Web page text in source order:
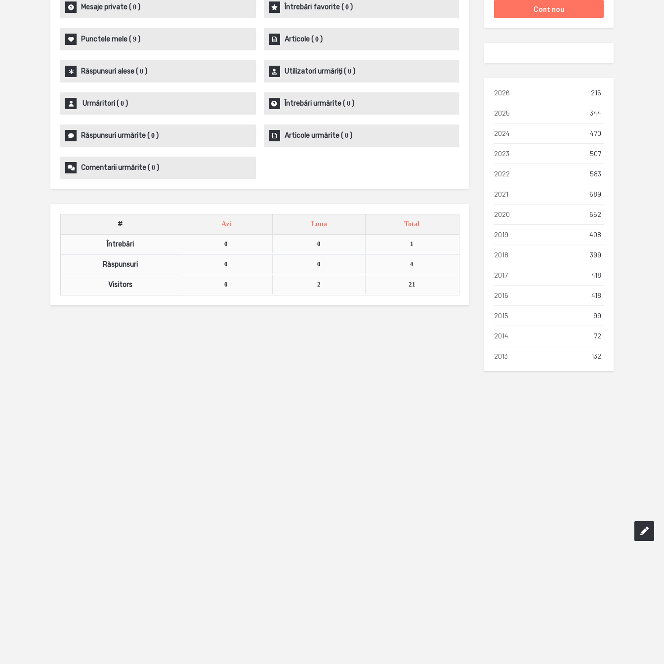
Mesaje private( 0 ) Întrebări favorite( 0)
Punctele mele( 9 ) Articole( 0)
Răspunsuri alese( 0 ) Utilizatori urmăriți( 0)
Urmăritori( 0 ) Întrebări urmărite( 0)
Răspunsuri urmărite( 0 ) Articole urmărite( 0)
Comentarii urmărite( 0 )
# Azi Luna Total
Întrebări 0 0 1
Răspunsuri 0 0 4
Visitors 0 2 21
2026 215
2025 344
2024 470
2023 507
2022 583
2021 689
2020 652
2019 408
2018 399
2017 418
2016 418
2015 99
2014 72
2013 132